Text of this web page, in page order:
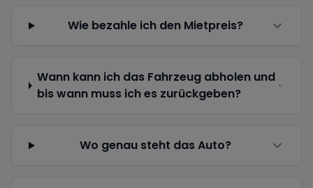
Wie bezahle ich den Mietpreis?
Wann kann ich das Fahrzeug abholen und
bis wann muss ich es zurückgeben?
Wo genau steht das Auto?